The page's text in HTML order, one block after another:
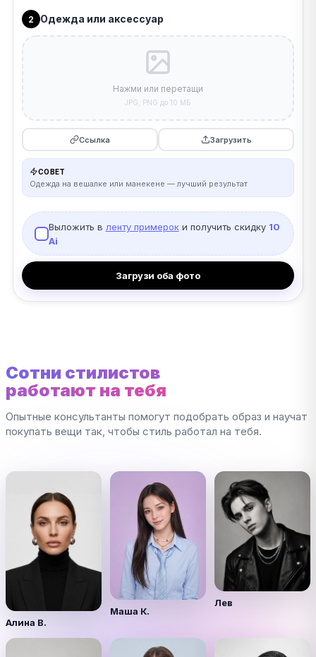
2 Одежда или аксессуар
Нажми или перетащи
JPG, PNG до 10 МБ
Ссылка Загрузить
СОВЕТ
Одежда на вешалке или манекене — лучший результат
Выложить в ленту примероки получить скидку 10
Ai
Загрузи оба фото
Сотни стилистов
работают на тебя
Опытные консультанты помогут подобрать образ и научат
покупать вещи так, чтобы стиль работал на тебя.
Алина В.
Маша К.
Лев